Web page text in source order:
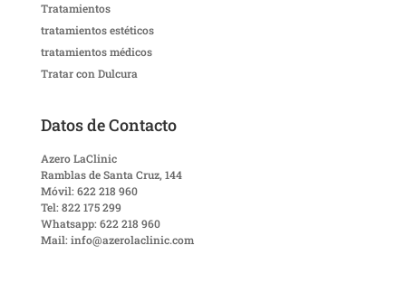
Tratamientos
tratamientos estéticos
tratamientos médicos
Tratar con Dulcura
Datos de Contacto
Azero LaClinic
Ramblas de Santa Cruz, 144
Móvil: 622 218 960
Tel: 822 175 299
Whatsapp: 622 218 960
Mail: info@azerolaclinic.com